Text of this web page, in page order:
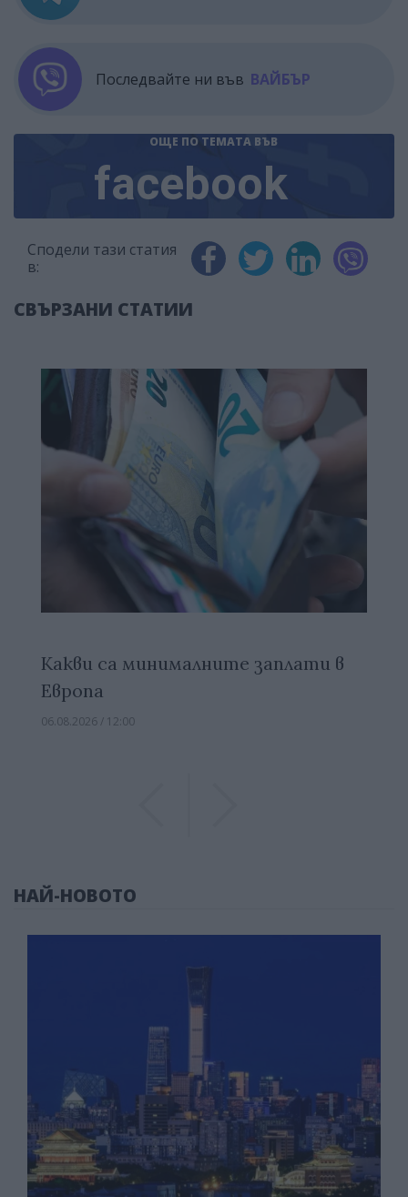
Последвайте ни във ВАЙБЪР
ОЩЕ ПО ТЕМАТА ВЪВ
facebook
Сподели тази статия
в:
СВЪРЗАНИ СТАТИИ
Какви са минималните заплати в
Европа
06.08.2026 / 12:00
НАЙ-НОВОТО